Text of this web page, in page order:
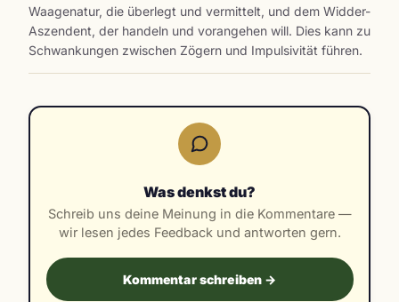
Waagenatur, die überlegt und vermittelt, und dem Widder-
Aszendent, der handeln und vorangehen will. Dies kann zu
Schwankungen zwischen Zögern und Impulsivität führen.
Was denkst du?
Schreib uns deine Meinung in die Kommentare —
wir lesen jedes Feedback und antworten gern.
Kommentar schreiben →